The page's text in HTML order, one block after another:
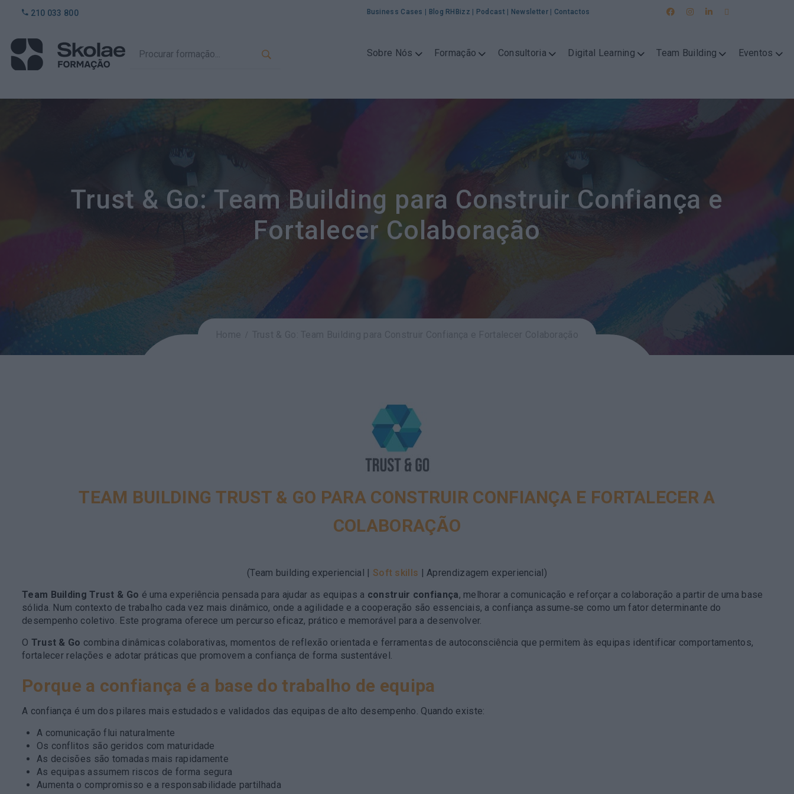
210 033 800 Business Cases Blog RHBizz Podcast Newsletter| Contactos
Sobre Nós Formação Consultoria Digital Learning Team Building Eventos
Trust & Go: Team Building para Construir Confiança e
Fortalecer Colaboração
TEAM BUILDING TRUST & GO PARA CONSTRUIR CONFIANÇA E FORTALECER A
COLABORAÇÃO
(Team building experiencial | Soft skills | Aprendizagem experiencial)
Team Building Trust & Go é uma experiência pensada para ajudar as equipas a construir confiança, melhorar a comunicação e reforçar a colaboração a partir de uma base
sólida. Num contexto de trabalho cada vez mais dinâmico, onde a agilidade e a cooperação são essenciais, a confiança assume‑se como um fator determinante do
desempenho coletivo. Este programa oferece um percurso eficaz, prático e memorável para a desenvolver.
O Trust & Go combina dinâmicas colaborativas, momentos de reflexão orientada e ferramentas de autoconsciência que permitem às equipas identificar comportamentos,
fortalecer relações e adotar práticas que promovem a confiança de forma sustentável.
Porque a confiança é a base do trabalho de equipa
A confiança é um dos pilares mais estudados e validados das equipas de alto desempenho. Quando existe:
A comunicação flui naturalmente
Os conflitos são geridos com maturidade
As decisões são tomadas mais rapidamente
As equipas assumem riscos de forma segura
Aumenta o compromisso e a responsabilidade partilhada